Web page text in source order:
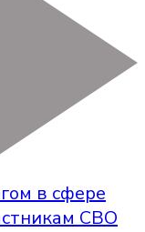
в сфере
СВО